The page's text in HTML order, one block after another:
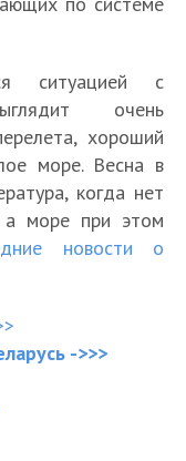
ситуацией с
очень
хороший
море. Весна в
когда нет
море при этом
новости о
->>>